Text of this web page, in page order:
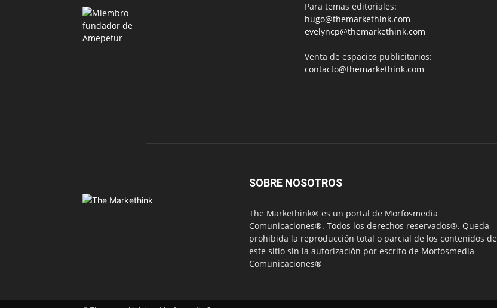
Para temas editoriales:
hugo@themarkethink.com
evelyncp@themarkethink.com
Venta de espacios publicitarios:
contacto@themarkethink.com
SOBRE NOSOTROS
The Markethink® es un portal de Morfosmedia
Comunicaciones®. Todos los derechos reservados®. Queda
prohibida la reproducción total o parcial de los contenidos de
este sitio sin la autorización por escrito de Morfosmedia
Comunicaciones®